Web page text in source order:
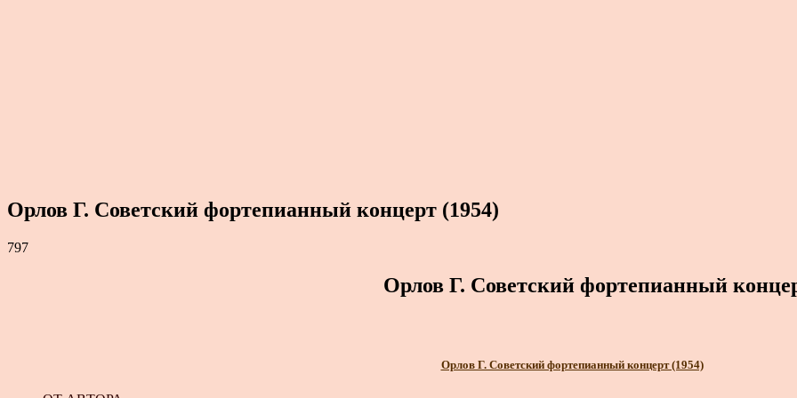
Орлов Г. Советский фортепианный концерт (1954)
797
Орлов Г. Советский фортепианный
Орлов Г. Советский фортепианный концерт (1954)